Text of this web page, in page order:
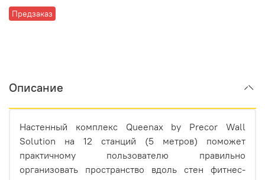
Предзаказ
Описание
Настенный комплекс Queenax by Precor Wall
Solution на 12 станций (5 метров) поможет
практичному пользователю правильно
организовать пространство вдоль стен фитнес-